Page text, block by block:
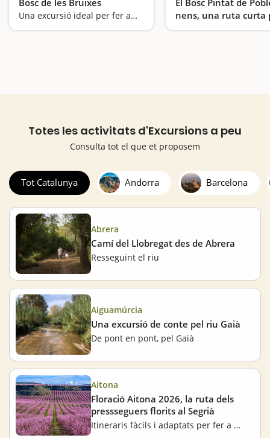
Una excursió ideal per fer amb nens i plena de sorpreses
nens, una ruta curta
de sorpreses
Totes les activitats d'Excursions a peu
Consulta tot el que et proposem
Tot Catalunya Andorra Barcelona
Abrera
Camí del Llobregat des de Abrera
Resseguint el riu
Aiguamúrcia
Una excursió de conte pel riu Gaià
De pont en pont, pel Gaià
Aitona
Floració Aitona 2026, la ruta dels
pressseguers florits al Segrià
Itineraris fàcils i adaptats per fer a peu, en bicicleta o en cotxe